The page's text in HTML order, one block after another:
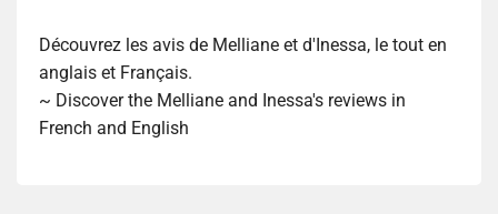
Découvrez les avis de Melliane et d'Inessa, le tout en
anglais et Français.
~ Discover the Melliane and Inessa's reviews in
French and English